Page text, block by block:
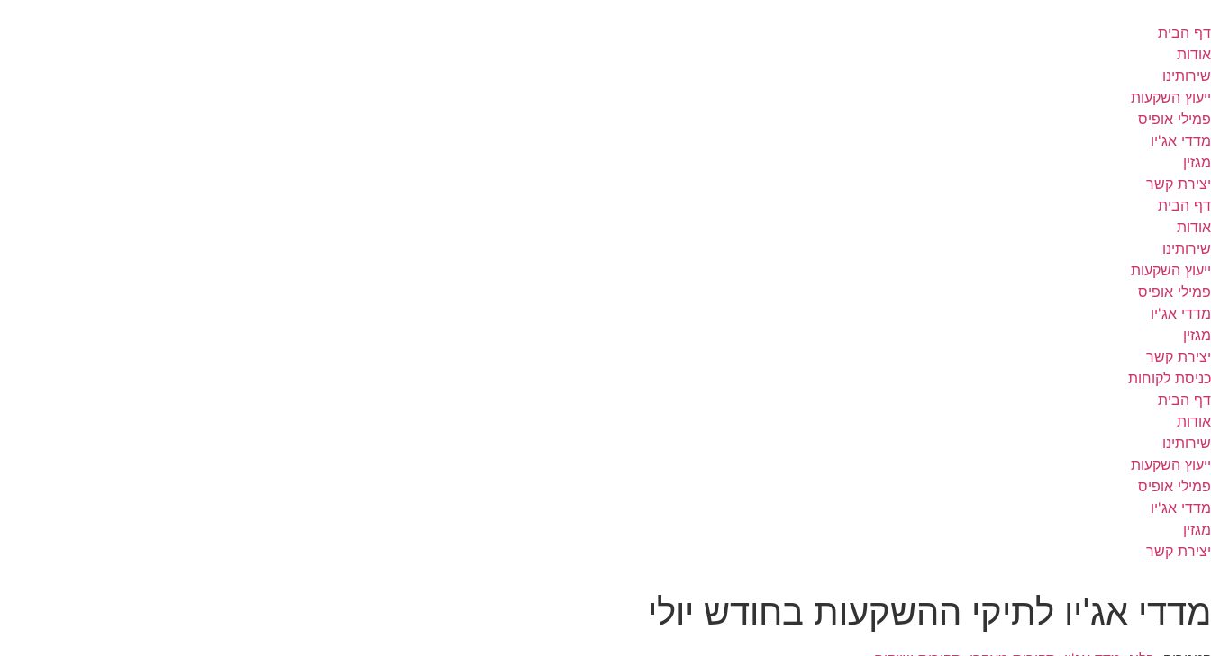
דף הבית
אודות
שירותינו
ייעוץ השקעות
פמילי אופיס
מדדי אג'יו
מגזין
יצירת קשר
דף הבית
אודות
שירותינו
ייעוץ השקעות
פמילי אופיס
מדדי אג'יו
מגזין
יצירת קשר
כניסת לקוחות
דף הבית
אודות
שירותינו
ייעוץ השקעות
פמילי אופיס
מדדי אג'יו
מגזין
יצירת קשר
מדדי אג'יו לתיקי ההשקעות בחודש יולי